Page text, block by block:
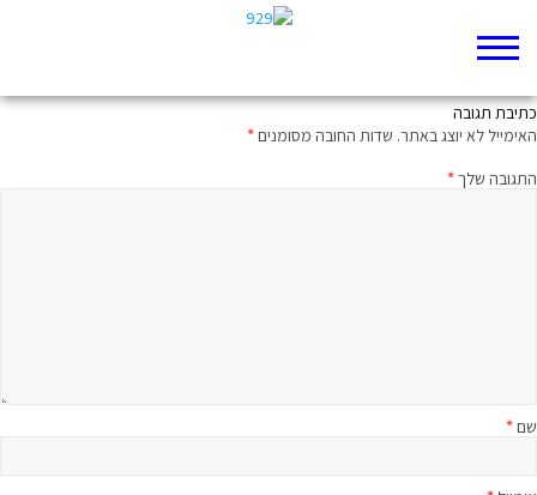
כתיבת תגובה
האימייל לא יוצג באתר. שדות החובה מסומנים*
התגובה שלך*
שם*